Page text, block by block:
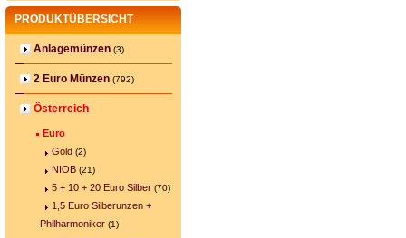
PRODUKTÜBERSICHT
Anlagemünzen (3)
2 Euro Münzen (792)
Österreich
Euro
Gold (2)
NIOB (21)
5 + 10 + 20 Euro Silber (70)
1,5 Euro Silberunzen +
Philharmoniker (1)